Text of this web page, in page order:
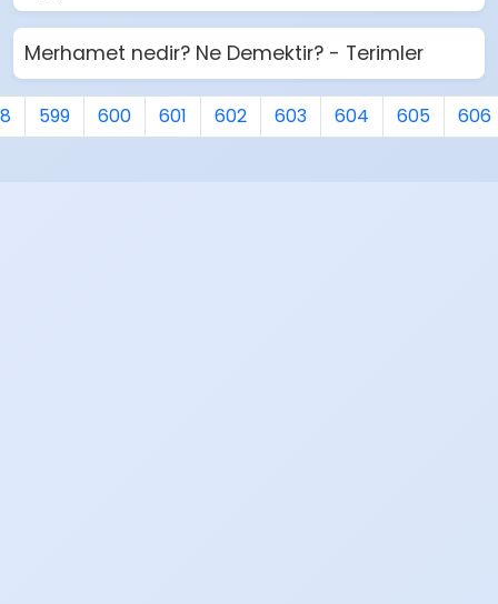
Merhamet nedir? Ne Demektir? - Terimler
599 600 601 602 603 604 605 606